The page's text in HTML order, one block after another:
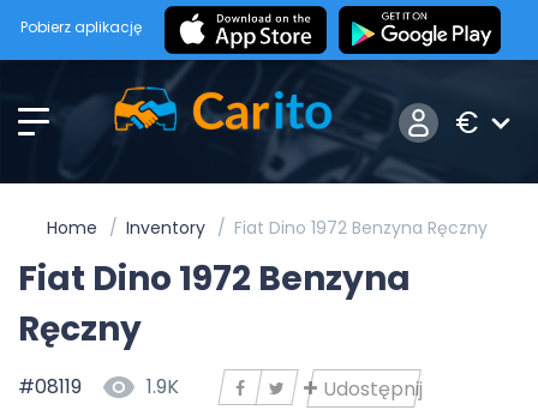
Pobierz aplikację
€
Home Inventory Fiat Dino 1972 Benzyna Ręczny
Fiat Dino 1972 Benzyna
Ręczny
#08119 1.9K Udostępnij